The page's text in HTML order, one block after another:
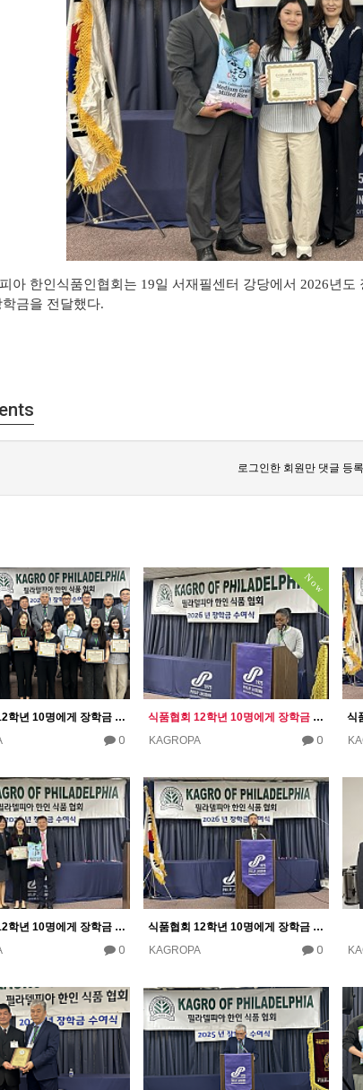
아 한인식품인협회는 19일 서재필센터 강당에서 2026년도
금을 전달했다.
로그인한 회원만 댓글 등
식품협회 12학년 10명에게 장학금 10000달러 수여
0
Now
식품협회 12학년 10명에게 장학금 10000달러 수여
KAGROPA
0
식품협회 12학년 10명에게 장학금 10000달러 수여
0
식품협회 12학년 10명에게 장학금 10000달러 수여
KAGROPA
0